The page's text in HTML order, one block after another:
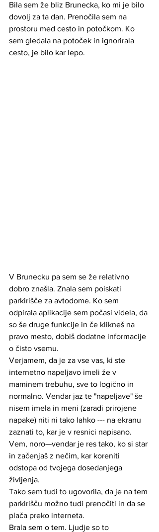
Bila sem že bliz Brunecka, ko mi je bilo
dovolj za ta dan. Prenočila sem na
prostoru med cesto in potočkom. Ko
sem gledala na potoček in ignorirala
cesto, je bilo kar lepo.
V Brunecku pa sem se že relativno
dobro znašla. Znala sem poiskati
parkirišče za avtodome. Ko sem
odpirala aplikacije sem počasi videla, da
so še druge funkcije in če klikneš na
pravo mesto, dobiš dodatne informacije
o čisto vsemu.
Verjamem, da je za vse vas, ki ste
internetno napeljavo imeli že v
maminem trebuhu, sve to logično in
normalno. Vendar jaz te "napeljave" še
nisem imela in meni (zaradi prirojene
napake) niti ni tako lahko --- na ekranu
zaznati to, kar je v resnici napisano.
Vem, noro—vendar je res tako, ko si star
in začenjaš z nečim, kar koreniti
odstopa od tvojega dosedanjega
življenja.
Tako sem tudi to ugovorila, da je na tem
parkirišču možno tudi prenočiti in da se
plača preko interneta.
Brala sem o tem. Ljudje so to